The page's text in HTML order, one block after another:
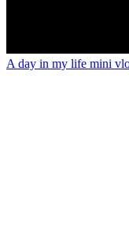
A day in my life mini